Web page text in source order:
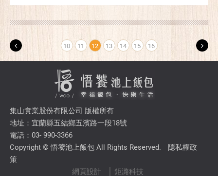
10 11 12 13 14 15 16
集山實業股份有限公司 版權所有
地址：宜蘭縣五結鄉五濱路一段18號
電話：03- 990-3366
Copyright © 悟饕池上飯包 All Rights Reserved.
隱私權政
策
網頁設計
│ 鉅潞科技